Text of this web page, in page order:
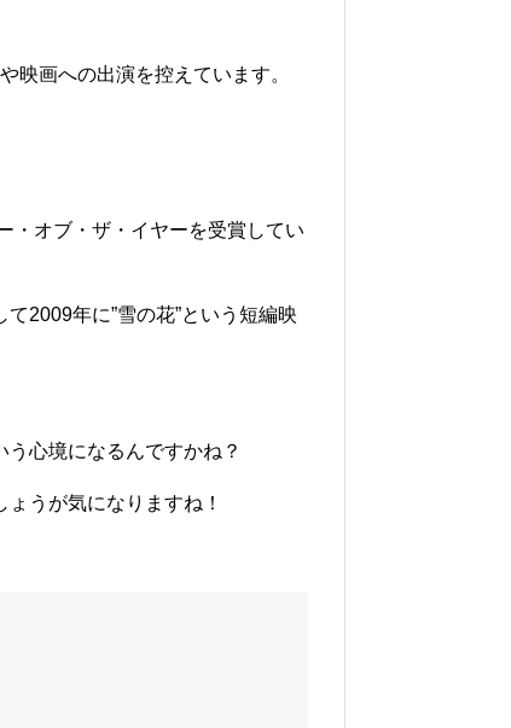
映画への出演を控えています。
・オブ・ザ・イヤーを受賞してい
2009年に”雪の花”という短編映
心境になるんですかね？
うが気になりますね！